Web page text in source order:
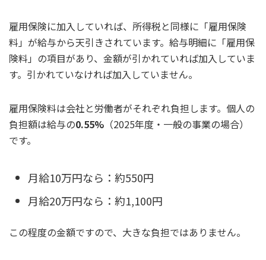
雇用保険に加入していれば、所得税と同様に「雇用保険
料」が給与から天引きされています。給与明細に「雇用保
険料」の項目があり、金額が引かれていれば加入していま
す。引かれていなければ加入していません。
雇用保険料は会社と労働者がそれぞれ負担します。個人の
負担額は給与の0.55% （2025年度・一般の事業の場合）
です。
月給10万円なら：約550円
月給20万円なら：約1,100円
この程度の金額ですので、大きな負担ではありません。